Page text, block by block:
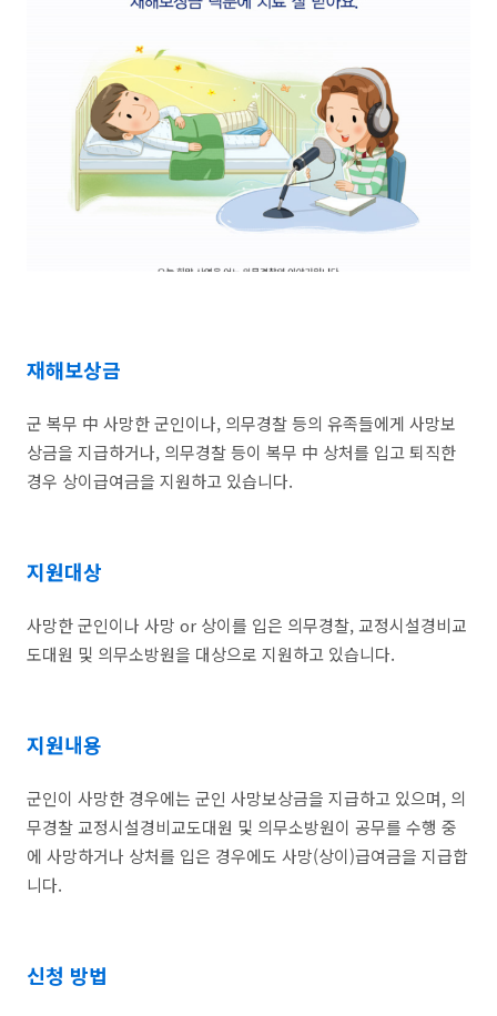
재해보상금
군 복무 中 사망한 군인이나, 의무경찰 등의 유족들에게 사망보
상금을 지급하거나, 의무경찰 등이 복무 中 상처를 입고 퇴직한
경우 상이급여금을 지원하고 있습니다.
지원대상
사망한 군인이나 사망 or 상이를 입은 의무경찰, 교정시설경비교
도대원 및 의무소방원을 대상으로 지원하고 있습니다.
지원내용
군인이 사망한 경우에는 군인 사망보상금을 지급하고 있으며, 의
무경찰 교정시설경비교도대원 및 의무소방원이 공무를 수행 중
에 사망하거나 상처를 입은 경우에도 사망(상이)급여금을 지급합
니다.
신청 방법